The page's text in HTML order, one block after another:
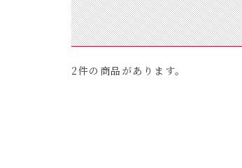
2件の商品があります。